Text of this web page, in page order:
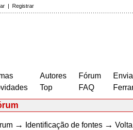
| Registrar
Autores
Top
Fórum
FAQ
→ Identificação de fontes →